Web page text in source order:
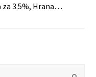
za 3.5%, Hrana…